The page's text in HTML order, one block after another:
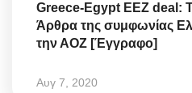
Greece-Egypt EEZ deal:
Άρθρα της συμφωνίας
την ΑΟΖ [Έγγραφο]
Αυγ 7, 2020